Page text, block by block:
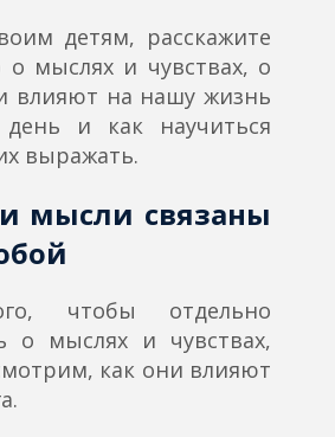
детям, расскажите
мыслях и чувствах, о
влияют на нашу жизнь
и как научиться
выражать.
мысли связаны
чтобы отдельно
о мыслях и чувствах,
как они влияют